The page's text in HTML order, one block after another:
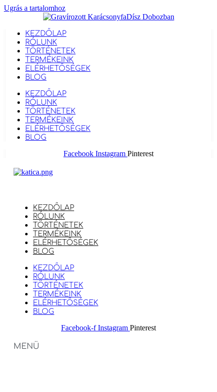
Ugrás a tartalomhoz
KEZDŐLAP
RÓLUNK
TÖRTÉNETEK
TERMÉKEINK
ELÉRHETŐSÉGEK
BLOG
KEZDŐLAP
RÓLUNK
TÖRTÉNETEK
TERMÉKEINK
ELÉRHETŐSÉGEK
BLOG
Facebook Instagram Pinterest
KEZDŐLAP
RÓLUNK
TÖRTÉNETEK
TERMÉKEINK
ELÉRHETŐSÉGEK
BLOG
KEZDŐLAP
RÓLUNK
TÖRTÉNETEK
TERMÉKEINK
ELÉRHETŐSÉGEK
BLOG
Facebook-f Instagram Pinterest
MENÜ